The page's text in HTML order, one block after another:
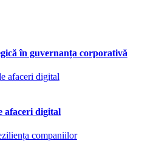
în guvernanța corporativă
afaceri digital